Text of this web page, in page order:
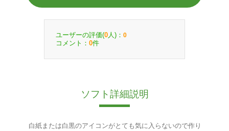
ユーザーの評価(0 人)： 0
コメント： 0件
ソフト詳細説明
白紙または白黒のアイコンがとても気に入らないので作り